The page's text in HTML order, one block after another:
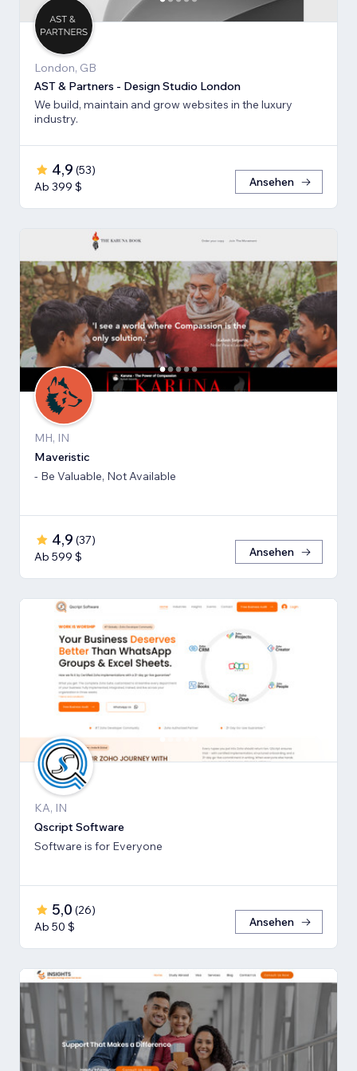
London, GB
AST & Partners - Design Studio London
We build, maintain and grow websites in the luxury
industry.
4,9 (53)
Ab 399 $
Ansehen
MH, IN
Maveristic
- Be Valuable, Not Available
4,9 (37)
Ab 599 $
Ansehen
KA, IN
Qscript Software
Software is for Everyone
5,0 (26)
Ab 50 $
Ansehen